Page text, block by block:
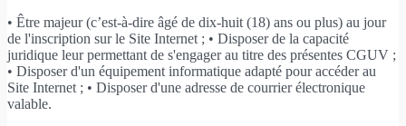
• Être majeur (c’est-à-dire âgé de dix-huit (18) ans ou plus) au jour
de l'inscription sur le Site Internet ; • Disposer de la capacité
juridique leur permettant de s'engager au titre des présentes CGUV ;
• Disposer d'un équipement informatique adapté pour accéder au
Site Internet ; • Disposer d'une adresse de courrier électronique
valable.